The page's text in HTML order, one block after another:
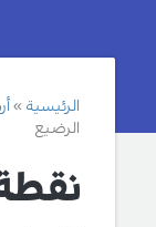
الرئيسية
الرضيع